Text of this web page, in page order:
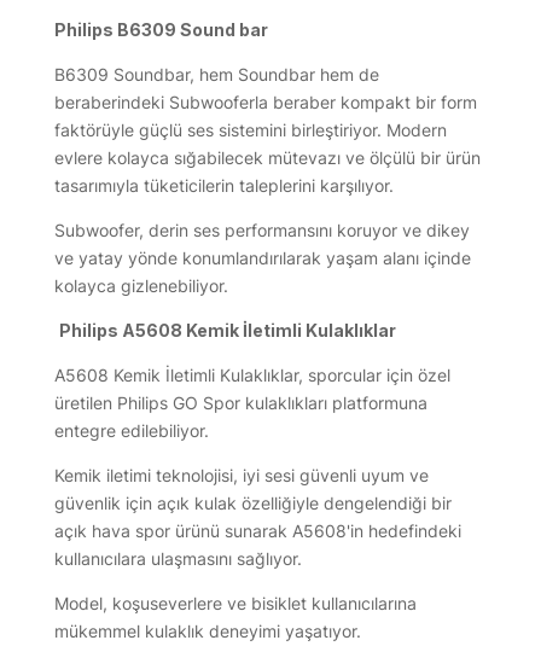
Philips B6309 Sound bar
B6309 Soundbar, hem Soundbar hem de
beraberindeki Subwooferla beraber kompakt bir form
faktörüyle güçlü ses sistemini birleştiriyor. Modern
evlere kolayca sığabilecek mütevazı ve ölçülü bir ürün
tasarımıyla tüketicilerin taleplerini karşılıyor.
Subwoofer, derin ses performansını koruyor ve dikey
ve yatay yönde konumlandırılarak yaşam alanı içinde
kolayca gizlenebiliyor.
Philips A5608 Kemik İletimli Kulaklıklar
A5608 Kemik İletimli Kulaklıklar, sporcular için özel
üretilen Philips GO Spor kulaklıkları platformuna
entegre edilebiliyor.
Kemik iletimi teknolojisi, iyi sesi güvenli uyum ve
güvenlik için açık kulak özelliğiyle dengelendiği bir
açık hava spor ürünü sunarak A5608'in hedefindeki
kullanıcılara ulaşmasını sağlıyor.
Model, koşuseverlere ve bisiklet kullanıcılarına
mükemmel kulaklık deneyimi yaşatıyor.